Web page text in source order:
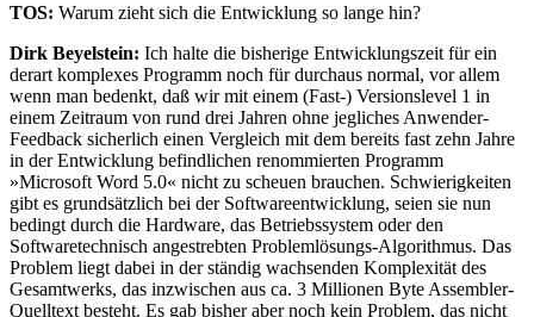
TOS: Warum zieht sich die Entwicklung so lange hin?
Dirk Beyelstein: Ich halte die bisherige Entwicklungszeit für ein
derart komplexes Programm noch für durchaus normal, vor allem
wenn man bedenkt, daß wir mit einem (Fast-) Versionslevel 1 in
einem Zeitraum von rund drei Jahren ohne jegliches Anwender-
Feedback sicherlich einen Vergleich mit dem bereits fast zehn Jahre
in der Entwicklung befindlichen renommierten Programm
»Microsoft Word 5.0« nicht zu scheuen brauchen. Schwierigkeiten
gibt es grundsätzlich bei der Softwareentwicklung, seien sie nun
bedingt durch die Hardware, das Betriebssystem oder den
Softwaretechnisch angestrebten Problemlösungs-Algorithmus. Das
Problem liegt dabei in der ständig wachsenden Komplexität des
Gesamtwerks, das inzwischen aus ca. 3 Millionen Byte Assembler-
Quelltext besteht. Es gab bisher aber noch kein Problem, das nicht